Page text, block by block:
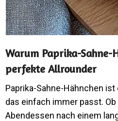
Warum Paprika-Sahne-
perfekte Allrounder
Paprika-Sahne-Hähnchen
das einfach immer passt.
Abendessen nach einem